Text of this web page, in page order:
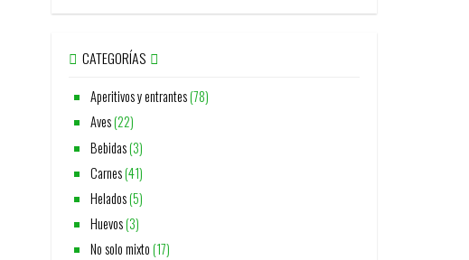
CATEGORÍAS
Aperitivos y entrantes(78)
Aves(22)
Bebidas(3)
Carnes(41)
Helados(5)
Huevos(3)
No solo mixto(17)